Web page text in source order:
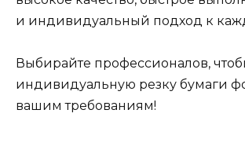
и индивидуальный подход к
Выбирайте профессионалов,
индивидуальную резку бумаги
вашим требованиям!